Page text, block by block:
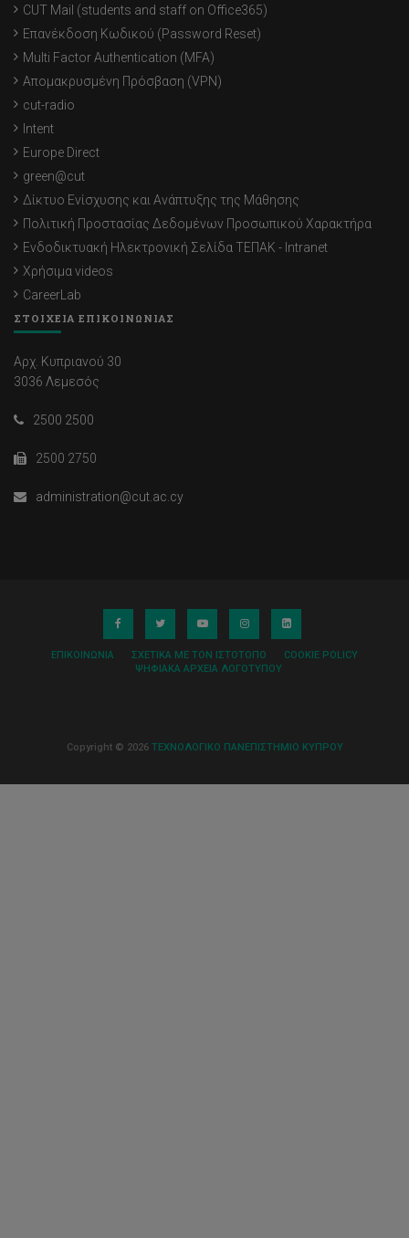
CUT Mail (students and staff on Office365)
Επανέκδοση Κωδικού (Password Reset)
Multi Factor Authentication (MFA)
Απομακρυσμένη Πρόσβαση (VPN)
cut-radio
Intent
Europe Direct
green@cut
Δίκτυο Ενίσχυσης και Ανάπτυξης της Μάθησης
Πολιτική Προστασίας Δεδομένων Προσωπικού Χαρακτήρα
Ενδοδικτυακή Ηλεκτρονική Σελίδα ΤΕΠΑΚ - Intranet
Χρήσιμα videos
CareerLab
ΣΤΟΙΧΕΙΑ ΕΠΙΚΟΙΝΩΝΙΑΣ
Αρχ. Κυπριανού 30
3036 Λεμεσός
2500 2500
2500 2750
administration@cut.ac.cy
ΕΠΙΚΟΙΝΩΝΊΑ ΣΧΕΤΙΚΆ ΜΕ ΤΟΝ ΙΣΤΌΤΟΠΟ
COOKIE POLICY
ΨΗΦΙΑΚΆ ΑΡΧΕΊΑ ΛΟΓΌΤΥΠΟΥ
Copyright © 2026 ΤΕΧΝΟΛΟΓΙΚΟ ΠΑΝΕΠΙΣΤΗΜΙΟ ΚΥΠΡΟΥ